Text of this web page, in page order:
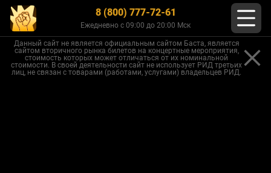
8 (800) 777-72-61
Ежедневно с 09:00 до 20:00 Мск
Данный сайт не является официальным сайтом Баста, является
сайтом вторичного рынка билетов на концертные мероприятия,
стоимость которых может отличаться от их номинальной
стоимости. В своей деятельности сайт не использует РИД третьих
лиц, не связан с товарами (работами, услугами) владельцев РИД.